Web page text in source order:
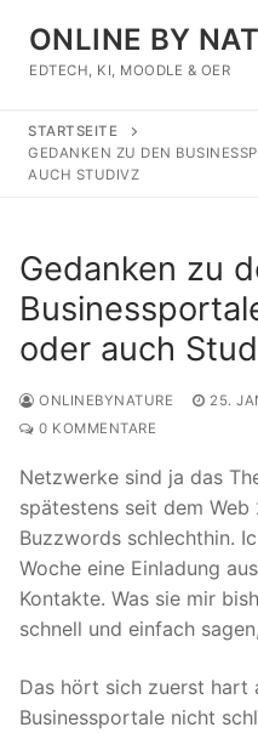
Inhalt
springen
ONLINE BY
EDTECH, KI, MOODLE & OER
Suchen
STARTSEITE
GEDANKEN ZU DEN
AUCH STUDIVZ
Gedanken zu
oder auch
ONLINEBYNATURE 25.
0 KOMMENTARE
Netzwerke sind ja das
spätestens seit dem
Buzzwords schlechthin.
Woche eine Einladung
Kontakte. Was sie mir
schnell und einfach
Das hört sich zuerst hart
Businessportale nicht